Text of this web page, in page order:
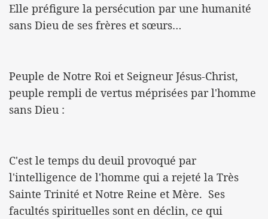
Elle préfigure la persécution par une humanité
sans Dieu de ses frères et sœurs…
Peuple de Notre Roi et Seigneur Jésus-Christ,
peuple rempli de vertus méprisées par l'homme
sans Dieu :
C'est le temps du deuil provoqué par
l'intelligence de l'homme qui a rejeté la Très
Sainte Trinité et Notre Reine et Mère. Ses
facultés spirituelles sont en déclin, ce qui